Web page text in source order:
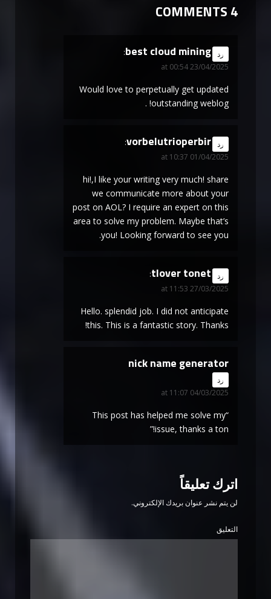
4 COMMENTS
best cloud mining
says:
23/04/2025 at 00:54
رد
Would love to perpetually get updated
outstanding weblog! .
vorbelutrioperbir
says:
01/04/2025 at 10:37
رد
hi!,I like your writing very much! share
we communicate more about your
post on AOL? I require an expert on this
area to solve my problem. Maybe that’s
you! Looking forward to see you.
tlover tonet
says:
27/03/2025 at 11:53
رد
Hello. splendid job. I did not anticipate
this. This is a fantastic story. Thanks!
nick name generator
says:
04/03/2025 at 11:07
رد
“This post has helped me solve my
issue, thanks a ton!”
اترك تعليقاً
لن يتم نشر عنوان بريدك الإلكتروني.
التعليق